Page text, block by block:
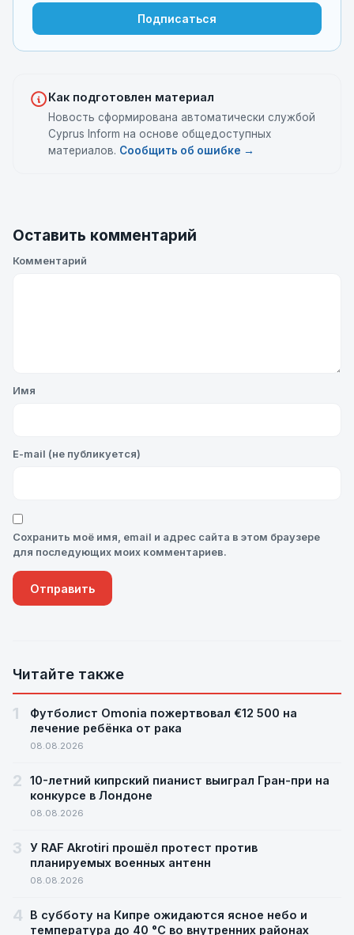
Подписаться
Как подготовлен материал
Новость сформирована автоматически службой
Cyprus Inform на основе общедоступных
материалов. Сообщить об ошибке →
Оставить комментарий
Комментарий
Имя
E-mail (не публикуется)
Сохранить моё имя, email и адрес сайта в этом браузере
для последующих моих комментариев.
Читайте также
1
Футболист Omonia пожертвовал €12 500 на
лечение ребёнка от рака
08.08.2026
2
10-летний кипрский пианист выиграл Гран-при на
конкурсе в Лондоне
08.08.2026
3
У RAF Akrotiri прошёл протест против
планируемых военных антенн
08.08.2026
4
В субботу на Кипре ожидаются ясное небо и
температура до 40 °C во внутренних районах